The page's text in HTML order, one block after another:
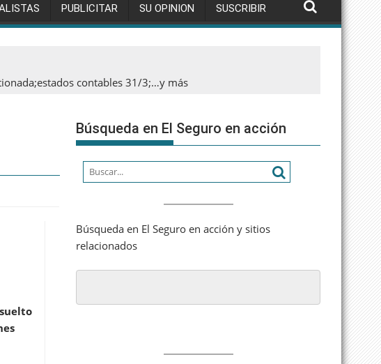
PUBLICITAR SU OPINION SUSCRIBIR
contables 31/3;…y más
Búsqueda en El Seguro en acción
Búsqueda en El Seguro en acción y sitios
relacionados